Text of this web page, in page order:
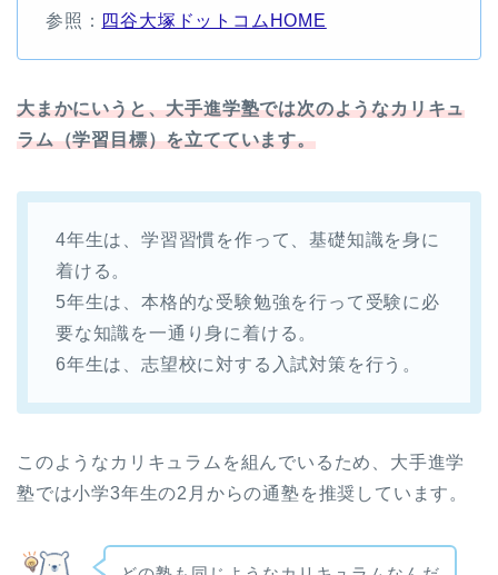
参照： 四谷大塚ドットコムHOME
大まかにいうと、大手進学塾では次のようなカリキュ
ラム（学習目標）を立てています。
4年生は、学習習慣を作って、基礎知識を身に
着ける。
5年生は、本格的な受験勉強を行って受験に必
要な知識を一通り身に着ける。
6年生は、志望校に対する入試対策を行う。
このようなカリキュラムを組んでいるため、大手進学
塾では小学3年生の2月からの通塾を推奨しています。